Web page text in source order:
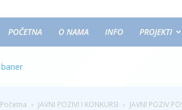
POČETNA O NAMA INFO PROJEKTI
Početna JAVNI POZIVI I KONKURSI JAVNI POZIV